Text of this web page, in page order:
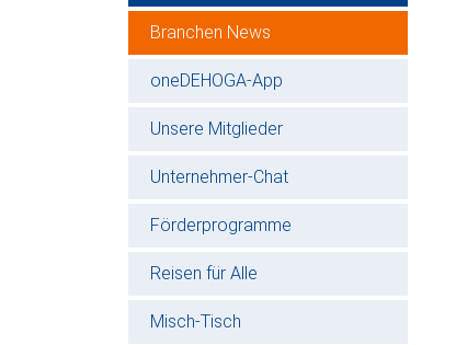
Branchen News
oneDEHOGA-App
Unsere Mitglieder
Unternehmer-Chat
Förderprogramme
Reisen für Alle
Misch-Tisch